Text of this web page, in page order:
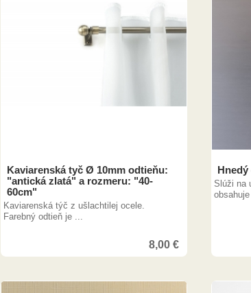
Kaviarenská tyč Ø 10mm odtieňu:
"antická zlatá" a rozmeru: "40-
60cm"
Kaviarenská týč z ušlachtilej ocele.
Farebný odtieň je ...
8,00€
Slúži na